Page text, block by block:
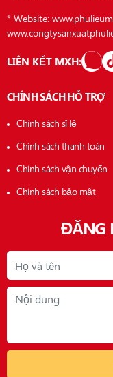
* Website:
LIÊN KẾT MXH:
CHÍNH SÁCH HỖ TRỢ
Chính sách sỉ lẻ
Chính sách thanh toán
Chính sách vận chuyển
Chính sách bảo mật
ĐĂNG